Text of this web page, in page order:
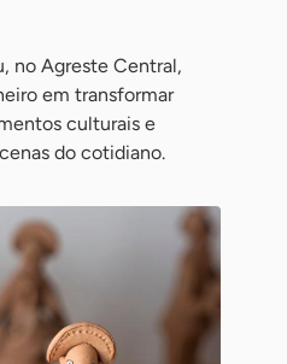
no Agreste Central,
em transformar
culturais e
do cotidiano.